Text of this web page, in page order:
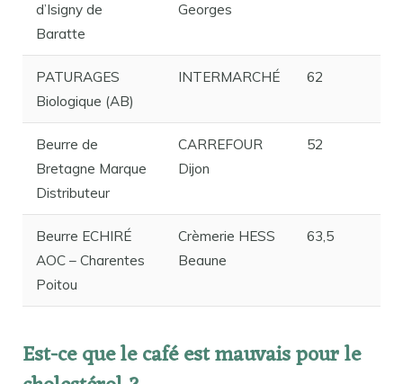
d’Isigny de
Baratte
Georges
PATURAGES
Biologique (AB)
INTERMARCHÉ 62
Beurre de
Bretagne Marque
Distributeur
CARREFOUR
Dijon
52
Beurre ECHIRÉ
AOC – Charentes
Poitou
Crèmerie HESS
Beaune
63,5
Est-ce que le café est mauvais pour le